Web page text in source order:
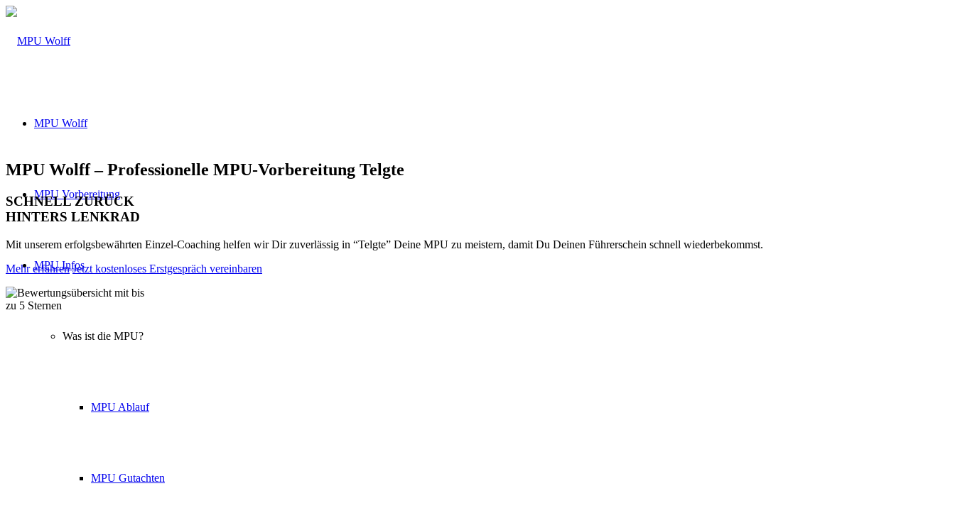
MPU Wolff
MPU Vorbereitung
MPU Infos
Was ist die MPU?
MPU Ablauf
MPU Gutachten
MPU Wolff – Professionelle MPU-Vorbereitung Telgte
SCHNELL ZURÜCK
HINTERS LENKRAD
Mit unserem erfolgsbewährten Einzel-Coaching helfen wir Dir zuverlässig in “Telgte” Deine MPU zu meistern, damit Du Deinen Führerschein schnell wiederbekommst.
Mehr erfahren Jetzt kostenloses Erstgespräch vereinbaren